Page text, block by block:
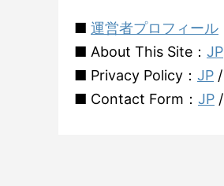
■ 運営者プロフィール
■ About This Site： JP
■ Privacy Policy： JP /
■ Contact Form： JP /